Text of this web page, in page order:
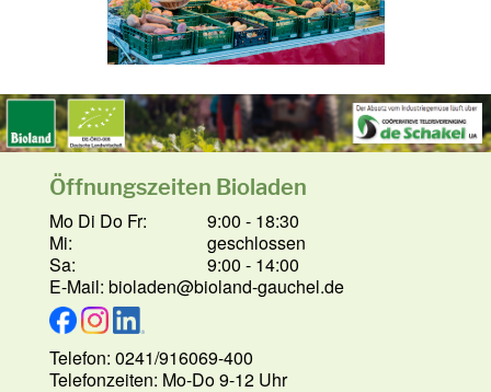
Öffnungszeiten Bioladen
Mo Di Do Fr:
Mi:
Sa:
9:00 - 18:30
geschlossen
9:00 - 14:00
E-Mail: bioladen@bioland-gauchel.de
Telefon: 0241/916069-400
Telefonzeiten: Mo-Do 9-12 Uhr